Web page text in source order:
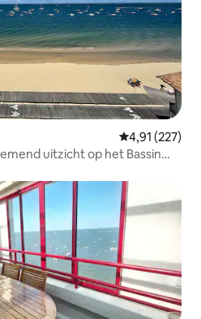
Gemiddelde
4,91 (227)
uitzicht op het Bassin